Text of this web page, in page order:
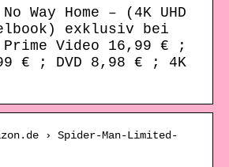
Way Home – (4K UHD
exklusiv bei
Prime Video 16,99 € ;
€ ; DVD 8,98 € ; 4K
› Spider-Man-Limited-